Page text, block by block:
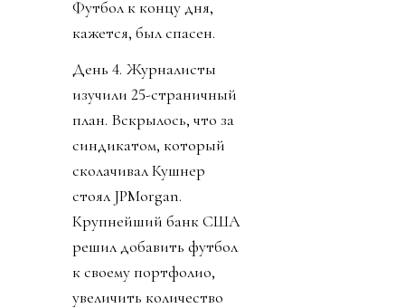
Футбол к концу дня,
кажется, был спасен.
День 4. Журналисты
изучили 25-страничный
план. Вскрылось, что за
синдикатом, который
сколачивал Кушнер
стоял JPMorgan.
Крупнейший банк США
решил добавить футбол
к своему портфолио,
увеличить количество